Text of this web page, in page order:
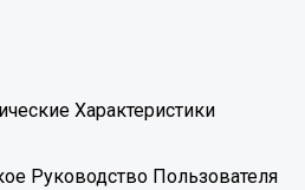
Характеристики
Руководство Пользователя